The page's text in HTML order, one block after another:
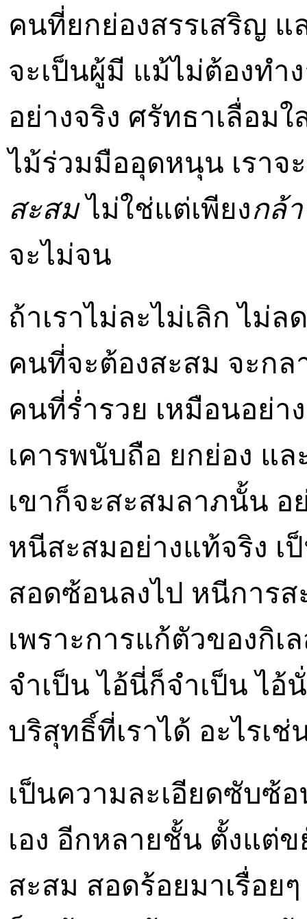
คนที่ยกย่องสรรเสริญ แ
จะเป็นผู้มี แม้ไม่ต้องทำ
อย่างจริง ศรัทธาเลื่อม
ไม้ร่วมมืออุดหนุน เราจ
สะสมไม่ใช่แต่เพียงกล้
จะไม่จน
ถ้าเราไม่ละไม่เลิก ไม่ล
คนที่จะต้องสะสม จะกล
คนที่ร่ำรวย เหมือนอย่า
เคารพนับถือ ยกย่อง แ
เขาก็จะสะสมลาภนั้น อ
หนีสะสมอย่างแท้จริง เ
สอดซ้อนลงไป หนีการส
เพราะการแก้ตัวของกิเ
จำเป็น ไอ้นี่ก็จำเป็น ไ
บริสุทธิ์ที่เราได้ อะไรเ
เป็นความละเอียดซับซ้
เอง อีกหลายชั้น ตั้งแต่
สะสม สอดร้อยมาเรื่อ